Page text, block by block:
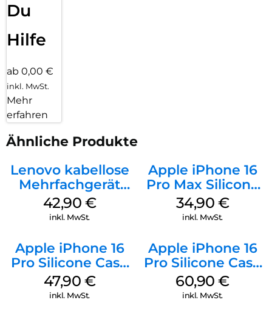
Du
Hilfe
ab 0,00 €
inkl. MwSt.
Mehr
erfahren
Ähnliche Produkte
Lenovo kabellose
Mehrfachgerät
Luna Grey
42,90 €
inkl. MwSt.
Apple iPhone 16
Pro Max Silicone
Case MagSafe
Denim
34,90 €
inkl. MwSt.
Apple iPhone 16
Pro Silicone Case
MagSafe Denim
47,90 €
inkl. MwSt.
Apple iPhone 16
Pro Silicone Case
MagSafe Stone
Gray
60,90€
inkl. MwSt.